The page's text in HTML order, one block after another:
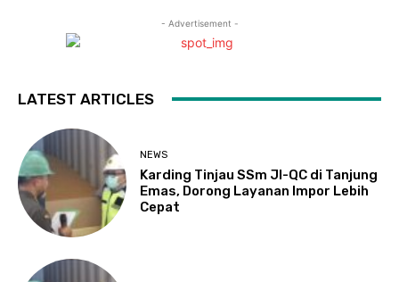
- Advertisement -
LATEST ARTICLES
NEWS
Karding Tinjau SSm JI-QC di Tanjung
Emas, Dorong Layanan Impor Lebih
Cepat